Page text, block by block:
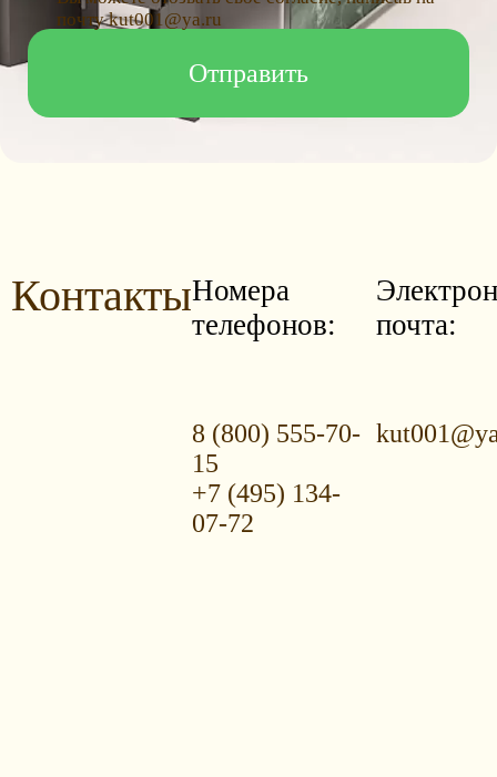
почту kut001@ya.ru
КонтактыНомера
телефонов:
8 (800) 555-70-
15
+7 (495) 134-
07-72
почта: